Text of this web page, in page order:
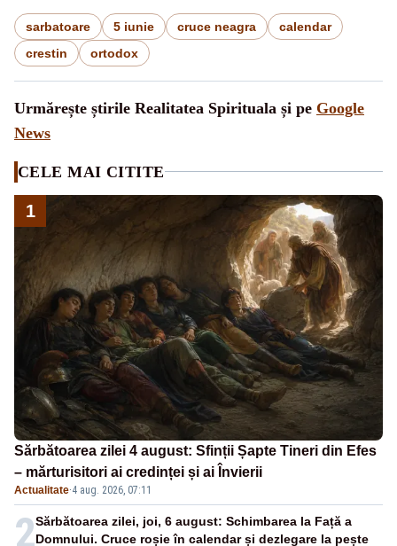
sarbatoare 5 iunie cruce neagra
calendar
crestin
ortodox
Urmărește știrile Realitatea Spirituala și pe Google
News
CELE MAI CITITE
1
Sărbătoarea zilei 4 august: Sfinții Șapte Tineri din Efes
– mărturisitori ai credinței și ai Învierii
Actualitate·4 aug. 2026, 07:11
2Sărbătoarea zilei, joi, 6 august: Schimbarea la Față a
Domnului. Cruce roșie în calendar și dezlegare la pește